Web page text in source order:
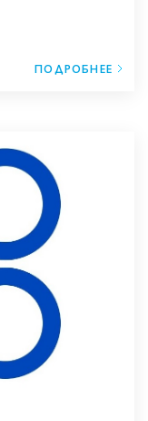
ПОДРОБНЕЕ